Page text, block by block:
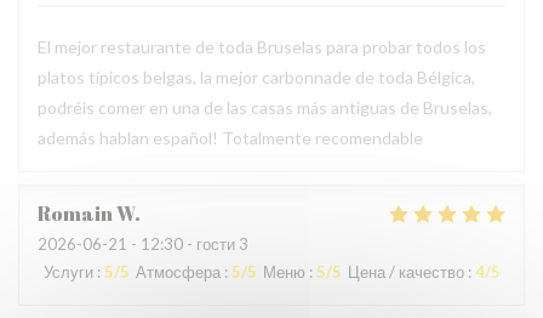
El mejor restaurante de toda Bruselas para probar todos los
platos típicos belgas, la mejor carbonnade de toda Bélgica,
podréis comer en una de las casas más antiguas de Bruselas,
además hablan español! Totalmente recomendable
RomainW
2026-06-21 - 12:30 - гости 3
Услуги : 5/5 Атмосфера : 5/5 Меню : 5/5 Цена / качество :4/5